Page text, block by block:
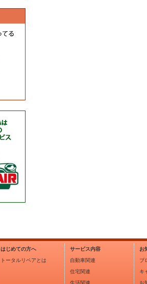
はじめての方へ
トータルリペアとは
サービス内容
自動車関連
住宅関連
生活関連
お
ブ
キ
お